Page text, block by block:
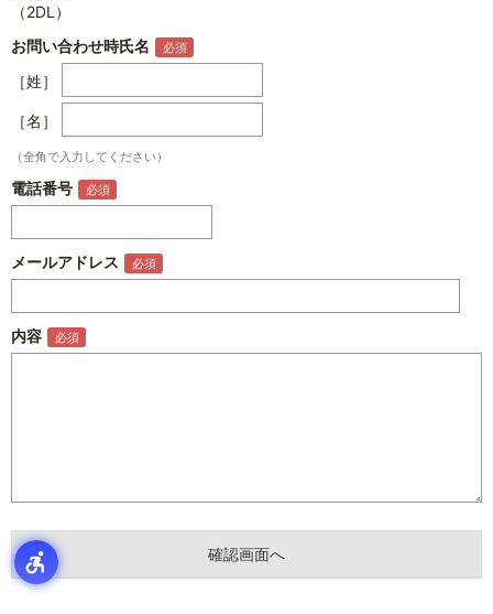
（2DL）
お問い合わせ時氏名
［姓］
［名］
（全角で入力してください）
電話番号
メールアドレス
内容